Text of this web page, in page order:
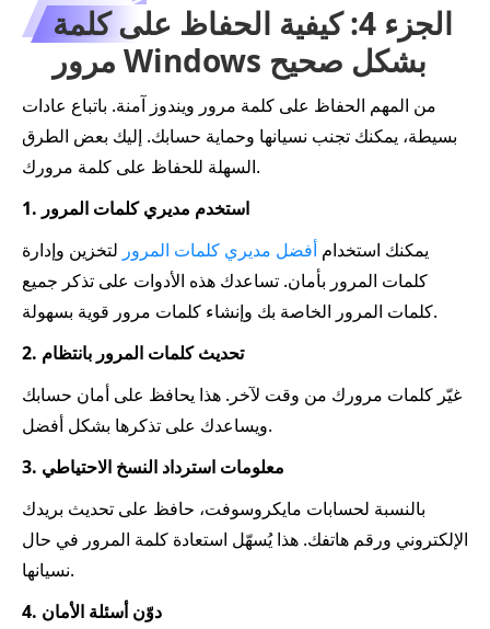
الجزء 4: كيفية الحفاظ على كلمة
مرور Windows بشكل صحيح
من المهم الحفاظ على كلمة مرور ويندوز آمنة. باتباع عادات
بسيطة، يمكنك تجنب نسيانها وحماية حسابك. إليك بعض الطرق
السهلة للحفاظ على كلمة مرورك.
1. استخدم مديري كلمات المرور
يمكنك استخدام أفضل مديري كلمات المرور لتخزين وإدارة
كلمات المرور بأمان. تساعدك هذه الأدوات على تذكر جميع
كلمات المرور الخاصة بك وإنشاء كلمات مرور قوية بسهولة.
2. تحديث كلمات المرور بانتظام
غيّر كلمات مرورك من وقت لآخر. هذا يحافظ على أمان حسابك
ويساعدك على تذكرها بشكل أفضل.
3. معلومات استرداد النسخ الاحتياطي
بالنسبة لحسابات مايكروسوفت، حافظ على تحديث بريدك
الإلكتروني ورقم هاتفك. هذا يُسهّل استعادة كلمة المرور في حال
نسيانها.
4. دوّن أسئلة الأمان